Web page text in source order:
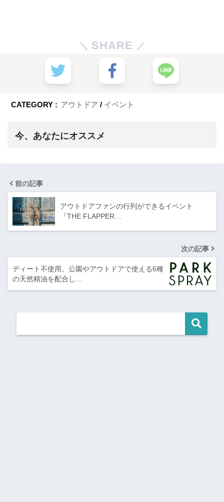
SHARE
CATEGORY : アウトドア イベント
今、あなたにオススメ
前の記事
アウトドアファンの行列ができるイベント
『THE FLAPPER…
次の記事
ディート不使用。公園やアウトドアで使える6種
の天然精油を配合し…